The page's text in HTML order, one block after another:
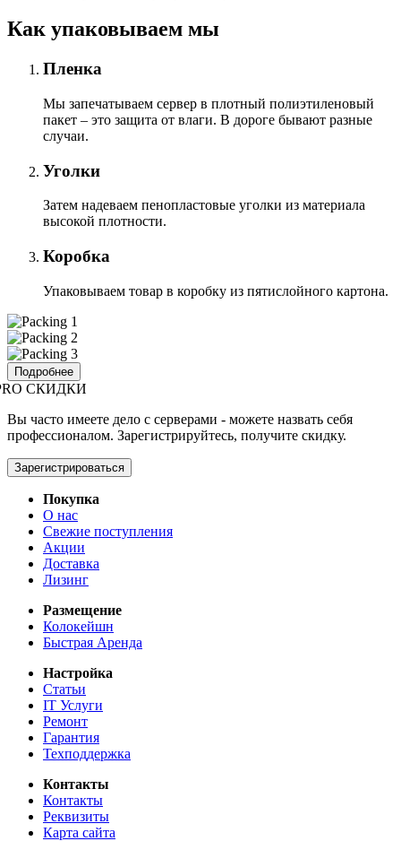
Как упаковываем мы
Пленка
Мы запечатываем сервер в плотный полиэтиленовый
пакет – это защита от влаги. В дороге бывают разные
случаи.
Уголки
Затем надеваем пенопластовые уголки из материала
высокой плотности.
Коробка
Упаковываем товар в коробку из пятислойного картона.
Подробнее
СКИДКИ
Вы часто имеете дело с серверами - можете назвать себя
профессионалом. Зарегистрируйтесь, получите скидку.
Зарегистрироваться
Покупка
О нас
Свежие поступления
Акции
Доставка
Лизинг
Размещение
Колокейшн
Быстрая Аренда
Настройка
Статьи
IT Услуги
Ремонт
Гарантия
Техподдержка
Контакты
Контакты
Реквизиты
Карта сайта